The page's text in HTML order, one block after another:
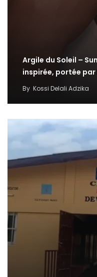
Argile du Soleil –
inspirée, portée
By Kossi Delali Adzika